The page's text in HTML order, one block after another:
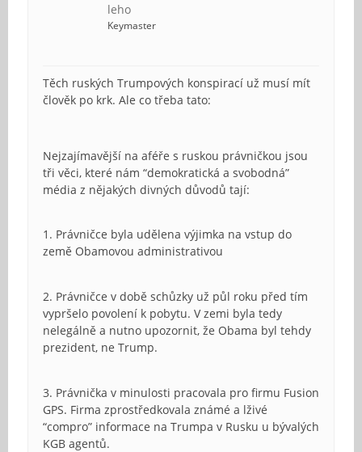
leho
Keymaster
Těch ruských Trumpových konspirací už musí mít
člověk po krk. Ale co třeba tato:
Nejzajímavější na aféře s ruskou právničkou jsou
tři věci, které nám “demokratická a svobodná”
média z nějakých divných důvodů tají:
1. Právničce byla udělena výjimka na vstup do
země Obamovou administrativou
2. Právničce v době schůzky už půl roku před tím
vypršelo povolení k pobytu. V zemi byla tedy
nelegálně a nutno upozornit, že Obama byl tehdy
prezident, ne Trump.
3. Právnička v minulosti pracovala pro firmu Fusion
GPS. Firma zprostředkovala známé a lživé
“compro” informace na Trumpa v Rusku u bývalých
KGB agentů.